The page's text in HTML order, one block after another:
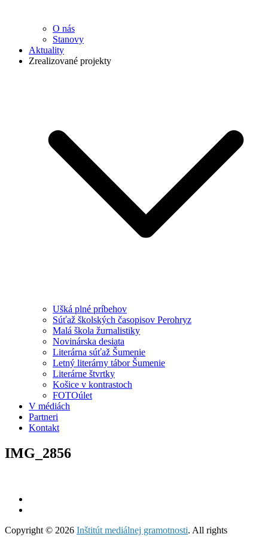
O nás
Stanovy
Aktuality
Zrealizované projekty
Ušká plné príbehov
Súťaž školských časopisov Perohryz
Malá škola žurnalistiky
Novinárska desiata
Literárna súťaž Šumenie
Letný literárny tábor Šumenie
Literárne štvrtky
Košice v kontrastoch
FOTOúlet
V médiách
Partneri
Kontakt
IMG_2856
Copyright © 2026 Inštitút mediálnej gramotnosti. All rights